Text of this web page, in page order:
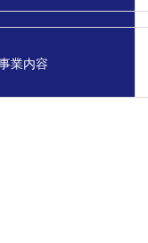
業内容